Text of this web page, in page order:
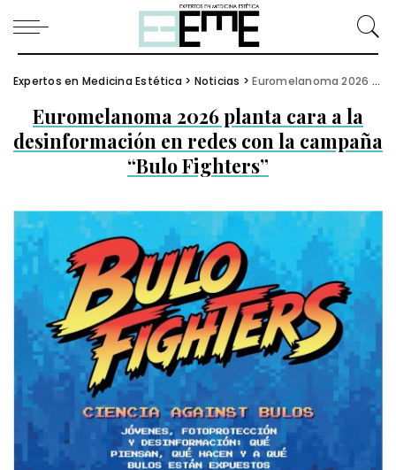
Expertos en Medicina Estética > Noticias >Euromelanoma 2026 planta cara a la desinformación en redes con la campaña “Bulo Fighters”
Euromelanoma 2026 planta cara a la
desinformación en redes con la campaña
“Bulo Fighters”